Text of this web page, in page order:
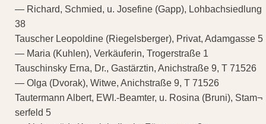
— Richard, Schmied, u. Josefine (Gapp), Lohbachsiedlung
38
Tauscher Leopoldine (Riegelsberger), Privat, Adamgasse 5
— Maria (Kuhlen), Verkäuferin, Trogerstraße 1
Tauschinsky Erna, Dr., Gastärztin, Anichstraße 9, T 71526
— Olga (Dvorak), Witwe, Anichstraße 9, T 71526
Tautermann Albert, EWI.-Beamter, u. Rosina (Bruni), Stam¬
serfeld 5